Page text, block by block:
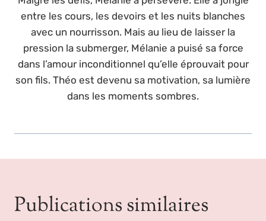
entre les cours, les devoirs et les nuits blanches
avec un nourrisson. Mais au lieu de laisser la
pression la submerger, Mélanie a puisé sa force
dans l’amour inconditionnel qu’elle éprouvait pour
son fils. Théo est devenu sa motivation, sa lumière
dans les moments sombres.
Publications similaires